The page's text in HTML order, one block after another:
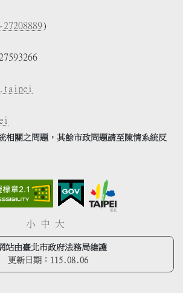
27208889)
相關之問題，其餘市政問題請至陳情系統反
小 中 大
站由臺北市政府法務局維護
更新日期： 115.08.06